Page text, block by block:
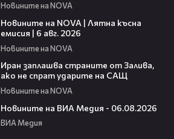
Новините на NOVA
Новините на NOVA | Лятна късна
емисия | 6 авг. 2026
Новините на NOVA
Иран заплашва страните от Залива,
ако не спрат ударите на САЩ
Новините на NOVA
Новините на ВИА Медия - 06.08.2026
ВИА Медия